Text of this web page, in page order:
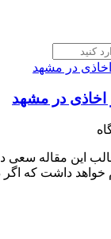
در مشهد
این مقاله سعی
خواهد داشت که اگر